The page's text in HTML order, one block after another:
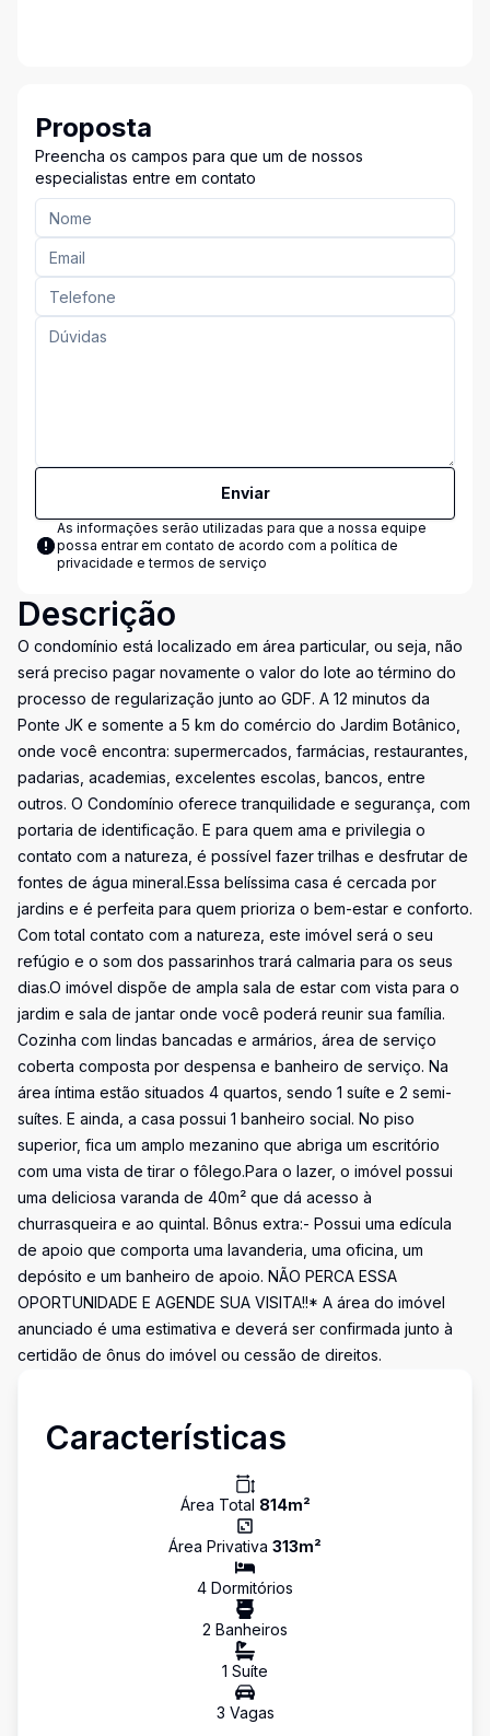
Proposta
Preencha os campos para que um de nossos
especialistas entre em contato
Enviar
As informações serão utilizadas para que a nossa equipe
possa entrar em contato de acordo com a política de
privacidade e termos de serviço
Descrição
O condomínio está localizado em área particular, ou seja, não
será preciso pagar novamente o valor do lote ao término do
processo de regularização junto ao GDF. A 12 minutos da
Ponte JK e somente a 5 km do comércio do Jardim Botânico,
onde você encontra: supermercados, farmácias, restaurantes,
padarias, academias, excelentes escolas, bancos, entre
outros. O Condomínio oferece tranquilidade e segurança, com
portaria de identificação. E para quem ama e privilegia o
contato com a natureza, é possível fazer trilhas e desfrutar de
fontes de água mineral.Essa belíssima casa é cercada por
jardins e é perfeita para quem prioriza o bem-estar e conforto.
Com total contato com a natureza, este imóvel será o seu
refúgio e o som dos passarinhos trará calmaria para os seus
dias.O imóvel dispõe de ampla sala de estar com vista para o
jardim e sala de jantar onde você poderá reunir sua família.
Cozinha com lindas bancadas e armários, área de serviço
coberta composta por despensa e banheiro de serviço. Na
área íntima estão situados 4 quartos, sendo 1 suíte e 2 semi-
suítes. E ainda, a casa possui 1 banheiro social. No piso
superior, fica um amplo mezanino que abriga um escritório
com uma vista de tirar o fôlego.Para o lazer, o imóvel possui
uma deliciosa varanda de 40m² que dá acesso à
churrasqueira e ao quintal. Bônus extra:- Possui uma edícula
de apoio que comporta uma lavanderia, uma oficina, um
depósito e um banheiro de apoio. NÃO PERCA ESSA
OPORTUNIDADE E AGENDE SUA VISITA!!* A área do imóvel
anunciado é uma estimativa e deverá ser confirmada junto à
certidão de ônus do imóvel ou cessão de direitos.
Características
Área Total 814m²
Área Privativa 313m²
4 Dormitórios
2 Banheiros
1 Suíte
3 Vagas